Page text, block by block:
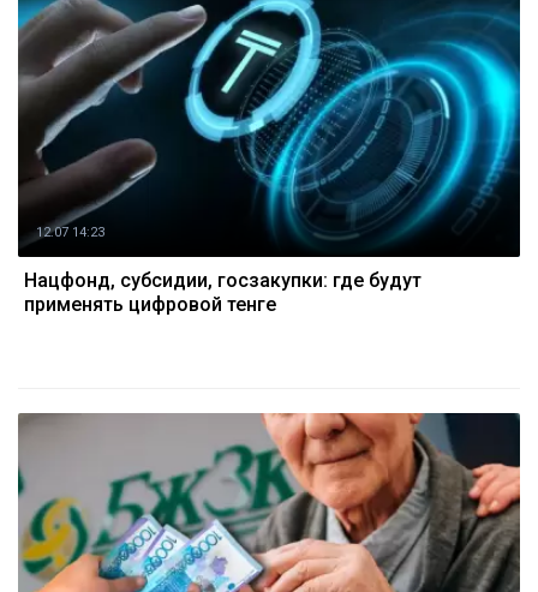
12.07 14:23
Нацфонд, субсидии, госзакупки: где будут
применять цифровой тенге